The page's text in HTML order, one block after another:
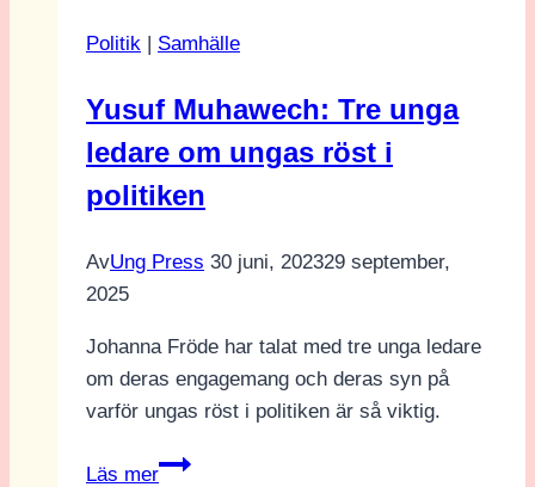
Politik | Samhälle
Yusuf Muhawech: Tre unga
ledare om ungas röst i
politiken
AvUng Press 30 juni, 202329 september,
2025
Johanna Fröde har talat med tre unga ledare
om deras engagemang och deras syn på
varför ungas röst i politiken är så viktig.
Läs mer
Yusuf